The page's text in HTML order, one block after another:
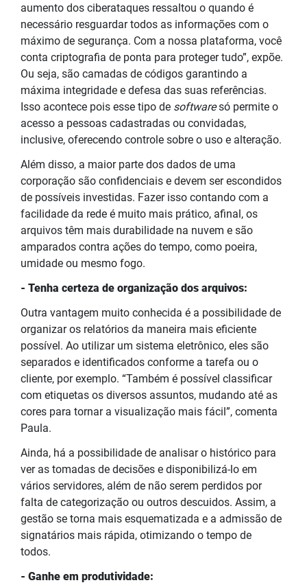
aumento dos ciberataques ressaltou o quando é
necessário resguardar todos as informações com o
máximo de segurança. Com a nossa plataforma, você
conta criptografia de ponta para proteger tudo”, expõe.
Ou seja, são camadas de códigos garantindo a
máxima integridade e defesa das suas referências.
Isso acontece pois esse tipo de softwaresó permite o
acesso a pessoas cadastradas ou convidadas,
inclusive, oferecendo controle sobre o uso e alteração.
Além disso, a maior parte dos dados de uma
corporação são confidenciais e devem ser escondidos
de possíveis investidas. Fazer isso contando com a
facilidade da rede é muito mais prático, afinal, os
arquivos têm mais durabilidade na nuvem e são
amparados contra ações do tempo, como poeira,
umidade ou mesmo fogo.
- Tenha certeza de organização dos arquivos:
Outra vantagem muito conhecida é a possibilidade de
organizar os relatórios da maneira mais eficiente
possível. Ao utilizar um sistema eletrônico, eles são
separados e identificados conforme a tarefa ou o
cliente, por exemplo. “Também é possível classificar
com etiquetas os diversos assuntos, mudando até as
cores para tornar a visualização mais fácil”, comenta
Paula.
Ainda, há a possibilidade de analisar o histórico para
ver as tomadas de decisões e disponibilizá-lo em
vários servidores, além de não serem perdidos por
falta de categorização ou outros descuidos. Assim, a
gestão se torna mais esquematizada e a admissão de
signatários mais rápida, otimizando o tempo de
todos.
- Ganhe em produtividade: